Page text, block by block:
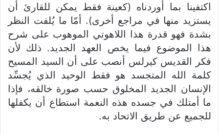
اكتفينا بما أوردناه (كعينة فقط يمكن للقارئ أن
يستزيد منها في مراجع أخرى). أمّا ما يُلفت النظر
بشدة فهو قدرة هذا اللاهوتي الموهوب على شرح
هذا الموضوع فيما يخص العهد الجديد. ذلك لأن
فكر القديس كيرلس أنصب على أن السيد المسيح
كلمة الله المتجسد هو فقط الوحيد الذي يُجسِّد
الإنسان الجديد المخلوق حسب صورة خالقه، فإذا
ما أمتلك في جسده هذه النعمة استطاع أن يكفلها
للجميع عن طريق الاتحاد به.